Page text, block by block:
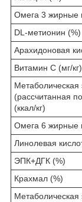
Омега 3 жирные
DL-метионин (%)
Арахидоновая
Витамин C (мг/кг)
Метаболическая
(рассчитанная
(ккал/кг)
Омега 6 жирные
Линолевая
ЭПК+ДГК (%)
Крахмал (%)
Метаболическая